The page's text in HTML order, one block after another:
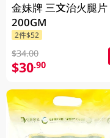
金妹牌 三文治火腿片
200GM
2件$52
$34.00
$30.90